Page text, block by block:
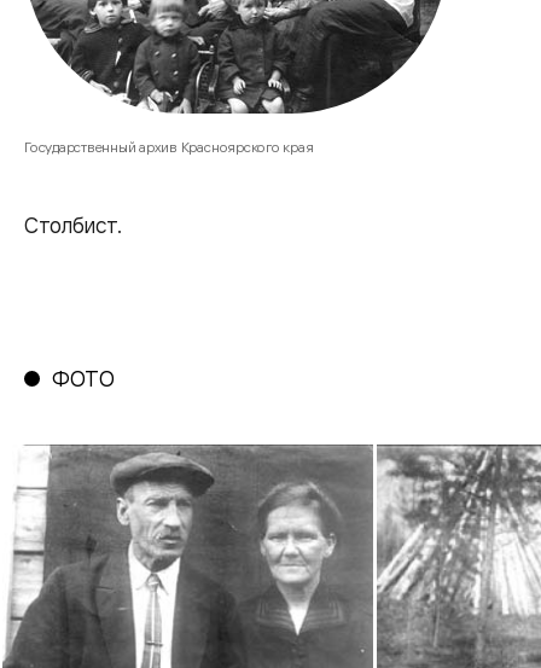
Столбист.
Государственный архив Красноярского края
ФОТО